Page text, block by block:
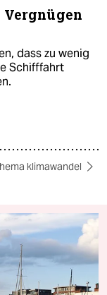
dass zu wenig
Schifffahrt
klimawandel